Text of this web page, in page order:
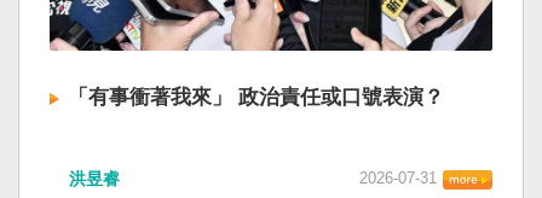
「有事衝著我來」 政治責任或口號表演？
洪昱睿 2026-07-31